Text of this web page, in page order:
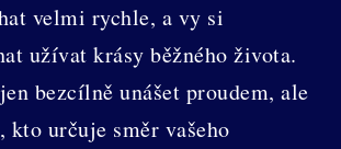
velmi rychle, a vy si
užívat krásy běžného života.
bezcílně unášet proudem, ale
určuje směr vašeho